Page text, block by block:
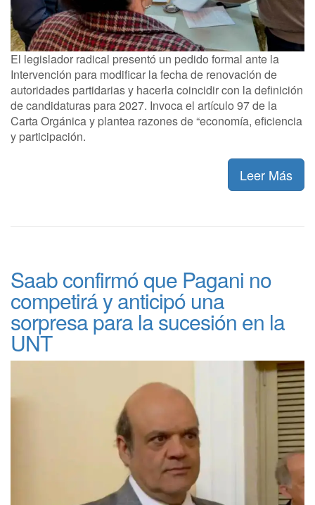
El legislador radical presentó un pedido formal ante la
Intervención para modificar la fecha de renovación de
autoridades partidarias y hacerla coincidir con la definición
de candidaturas para 2027. Invoca el artículo 97 de la
Carta Orgánica y plantea razones de “economía, eficiencia
y participación.
Leer Más
Saab confirmó que Pagani no
competirá y anticipó una
sorpresa para la sucesión en la
UNT